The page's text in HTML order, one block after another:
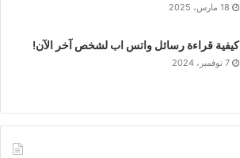
18 مارس، 2025
كيفية قراءة رسائل واتس اب لشخص آخر الآن!
7 نوفمبر، 2024